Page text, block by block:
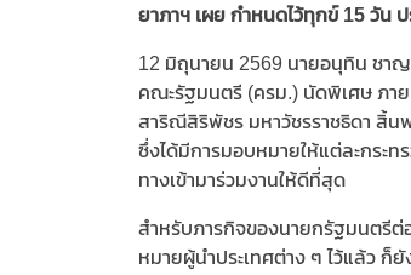
ยาภาฯ เผย กำหนดไว้ทุกข์ 15 วัน
12 มิถุนายน 2569 นายอนุทิน ชาญ
คณะรัฐมนตรี (ครม.) นัดพิเศษ ภาย
สาริณีสิริพัชร มหาวัชรราชธิดา สิ้นพ
ซึ่งได้มีการมอบหมายให้แต่ละกระ
ทางเข้ามาร่วมงานให้ดีที่สุด
สำหรับภารกิจของนายกรัฐมนตรีต่
หมายผู้นำประเทศต่าง ๆ ไว้แล้ว ก็